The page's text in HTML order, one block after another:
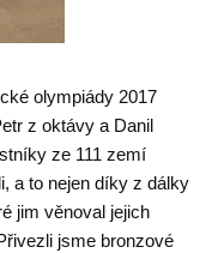
olympiády 2017
z oktávy a Danil
ze 111 zemí
a to nejen díky z dálky
jim věnoval jejich
jsme bronzové